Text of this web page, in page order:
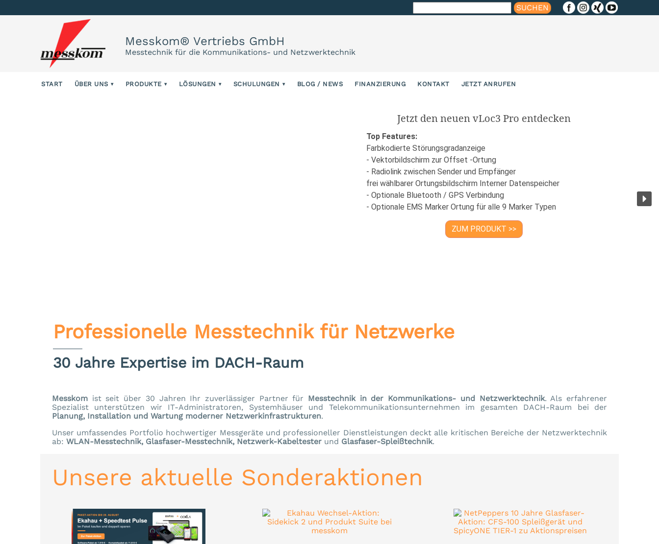
Suchen
nach:
Messkom® Vertriebs GmbH
Messtechnik für die Kommunikations- und Netzwerktechnik
START ÜBER UNS PRODUKTE LÖSUNGEN SCHULUNGEN BLOG / NEWS FINANZIERUNG KONTAKT JETZT ANRUFEN
Jetzt den neuen vLoc3 Pro entdecken
Top Features:
Farbkodierte Störungsgradanzeige
- Vektorbildschirm zur Offset -Ortung
- Radiolink zwischen Sender und Empfänger
frei wählbarer Ortungsbildschirm Interner Datenspeicher
- Optionale Bluetooth / GPS Verbindung
- Optionale EMS Marker Ortung für alle 9 Marker Typen
ZUM PRODUKT >>
Professionelle Messtechnik für Netzwerke
30 Jahre Expertise im DACH-Raum
Messkom ist seit über 30 Jahren Ihr zuverlässiger Partner für Messtechnik in der Kommunikations- und Netzwerktechnik. Als erfahrener
Spezialist unterstützen wir IT-Administratoren, Systemhäuser und Telekommunikationsunternehmen im gesamten DACH-Raum bei der
Planung, Installation und Wartung moderner Netzwerkinfrastrukturen.
Unser umfassendes Portfolio hochwertiger Messgeräte und professioneller Dienstleistungen deckt alle kritischen Bereiche der Netzwerktechnik
ab: WLAN-Messtechnik, Glasfaser-Messtechnik, Netzwerk-Kabeltester und Glasfaser-Spleißtechnik.
Unsere aktuelle Sonderaktionen